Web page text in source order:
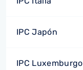
IPC Japón
IPC Luxemburgo